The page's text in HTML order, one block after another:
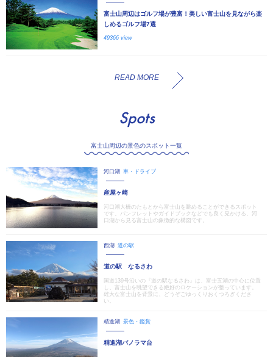
富士山周辺はゴルフ場が豊富！美しい富士山を見ながら楽
しめるゴルフ場7選
49366 view
READ MORE
Spots
富士山周辺の景色のスポット一覧
河口湖 車・ドライブ
産屋ヶ崎
河口湖大橋のたもとから富士山を眺めることができるスポット
です。パンフレットやガイドブックなどでも良く見かける、河
口湖から見る富士山の象徴的な構図です。
西湖 道の駅
道の駅 なるさわ
国道139号沿いの『道の駅なるさわ』は、富士五湖の中心に位置
し、富士山を眺望できる絶好のロケーションが整っています。
雄大な富士山を背景に、どうぞごゆっくりおくつろぎくださ
い。
精進湖 景色・鑑賞
精進湖パノラマ台